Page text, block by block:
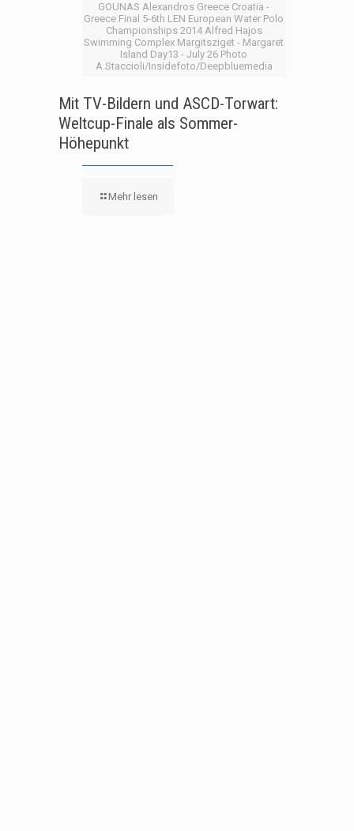
GOUNAS Alexandros Greece Croatia -
Greece Final 5-6th LEN European Water Polo
Championships 2014 Alfred Hajos
Swimming Complex Margitsziget - Margaret
Island Day13 - July 26 Photo
A.Staccioli/Insidefoto/Deepbluemedia
Mit TV-Bildern und ASCD-Torwart:
Weltcup-Finale als Sommer-
Höhepunkt
Mehr lesen